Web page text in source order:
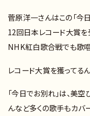
菅原洋一さんはこの「今
12回日本レコード大賞を
NHK紅白歌合戦でも歌唱
レコード大賞を獲ってる
「今日でお別れ」は、美
んなど多くの歌手もカバ